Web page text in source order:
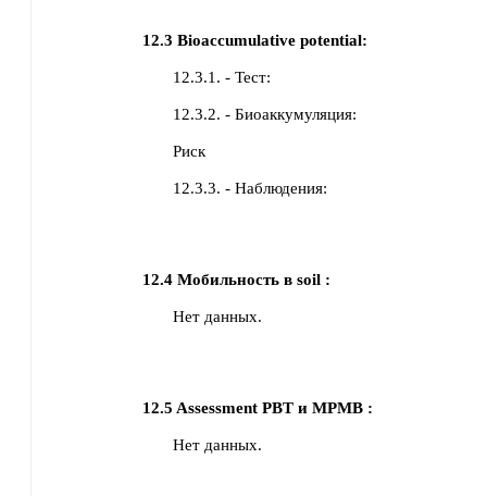
12.3 Bioaccumulative potential:
12.3.1. - Тест:
12.3.2. - Биоаккумуляция:
Риск
12.3.3. - Наблюдения:
12.4 Мобильность в soil :
Нет данных.
12.5 Assessment PBT и MPMB :
Нет данных.